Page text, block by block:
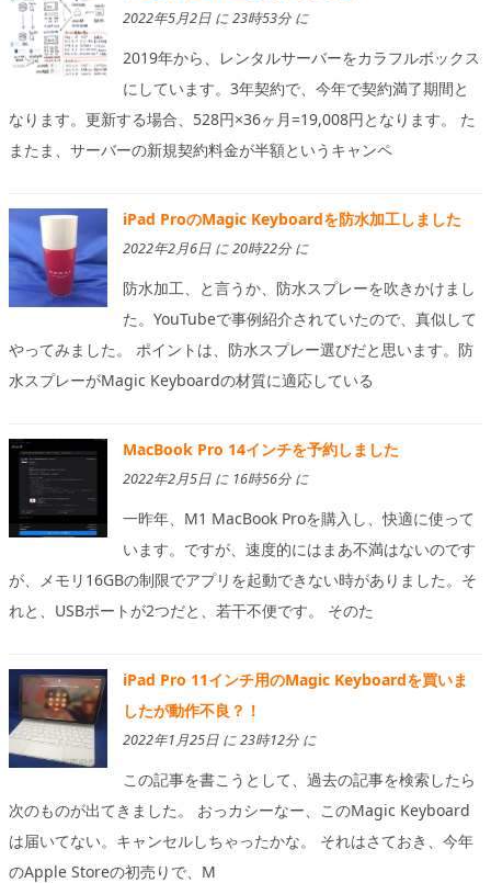
2022年5月2日 に 23時53分 に
2019年から、レンタルサーバーをカラフルボックス
にしています。3年契約で、今年で契約満了期間と
なります。更新する場合、528円×36ヶ月=19,008円となります。 た
またま、サーバーの新規契約料金が半額というキャンペ
iPad ProのMagic Keyboardを防水加工しました
2022年2月6日 に 20時22分 に
防水加工、と言うか、防水スプレーを吹きかけまし
た。YouTubeで事例紹介されていたので、真似して
やってみました。 ポイントは、防水スプレー選びだと思います。防
水スプレーがMagic Keyboardの材質に適応している
MacBook Pro 14インチを予約しました
2022年2月5日 に 16時56分 に
一昨年、M1 MacBook Proを購入し、快適に使って
います。ですが、速度的にはまあ不満はないのです
が、メモリ16GBの制限でアプリを起動できない時がありました。そ
れと、USBポートが2つだと、若干不便です。 そのた
iPad Pro 11インチ用のMagic Keyboardを買いま
したが動作不良？！
2022年1月25日 に 23時12分 に
この記事を書こうとして、過去の記事を検索したら
次のものが出てきました。 おっカシーなー、このMagic Keyboard
は届いてない。キャンセルしちゃったかな。 それはさておき、今年
のApple Storeの初売りで、M